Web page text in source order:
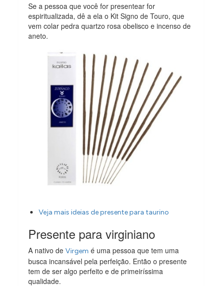
Se a pessoa que você for presentear for
espiritualizada, dê a ela o Kit Signo de Touro, que
vem colar pedra quartzo rosa obelisco e incenso de
aneto.
Veja mais ideias de presente para taurino
Presente para virginiano
A nativo deVirgem é uma pessoa que tem uma
busca incansável pela perfeição. Então o presente
tem de ser algo perfeito e de primeiríssima
qualidade.